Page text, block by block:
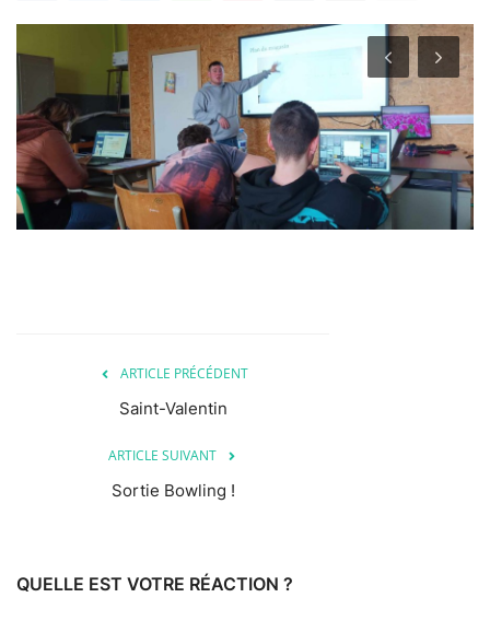
ARTICLE PRÉCÉDENT
Saint-Valentin
ARTICLE SUIVANT
Sortie Bowling !
QUELLE EST VOTRE RÉACTION ?